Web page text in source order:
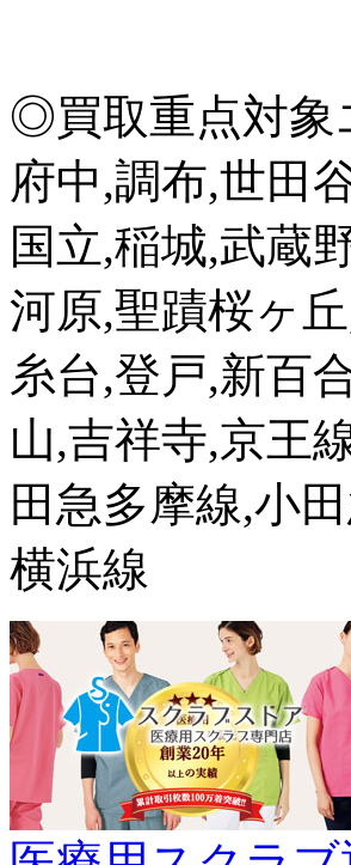
◎買取重点対象
府中,調布,世田
国立,稲城,武蔵
河原,聖蹟桜ヶ
糸台,登戸,新百
山,吉祥寺,京王
田急多摩線,小
横浜線